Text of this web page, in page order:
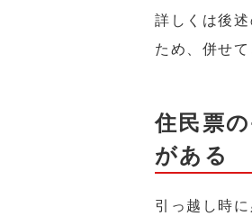
詳しくは後
ため、併せて
住民票
がある
引っ越し時